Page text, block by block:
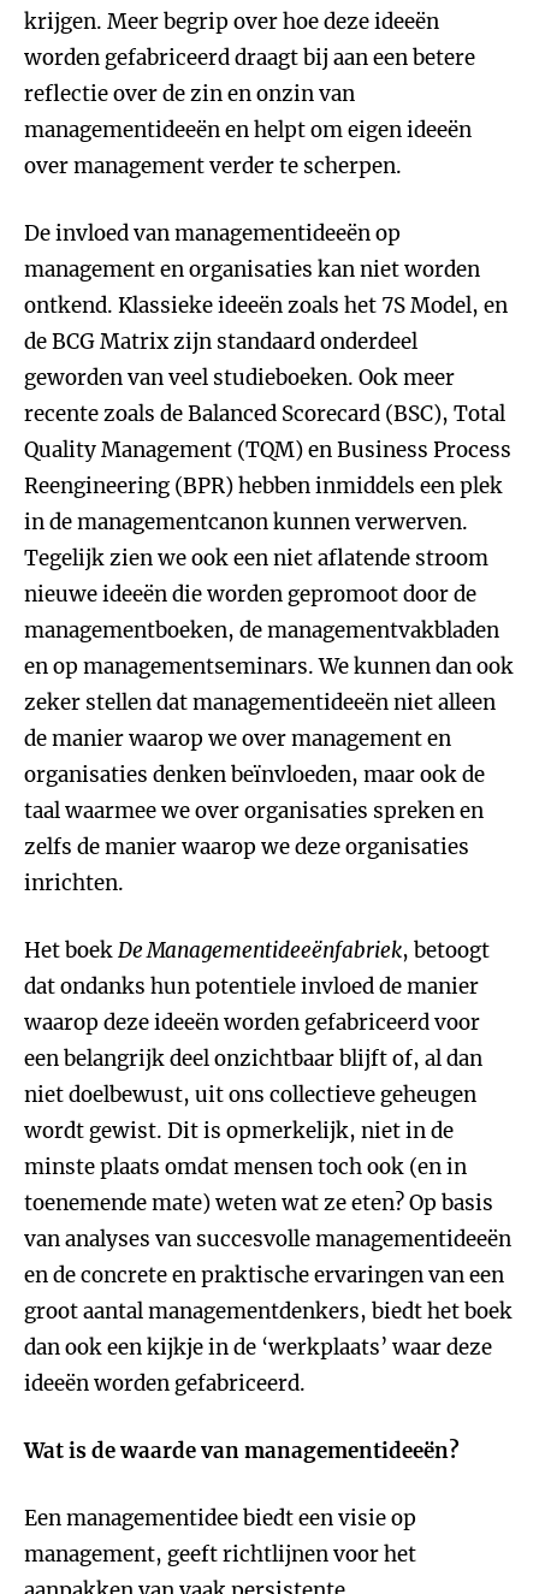
krijgen. Meer begrip over hoe deze ideeën
worden gefabriceerd draagt bij aan een betere
reflectie over de zin en onzin van
managementideeën en helpt om eigen ideeën
over management verder te scherpen.
De invloed van managementideeën op
management en organisaties kan niet worden
ontkend. Klassieke ideeën zoals het 7S Model, en
de BCG Matrix zijn standaard onderdeel
geworden van veel studieboeken. Ook meer
recente zoals de Balanced Scorecard (BSC), Total
Quality Management (TQM) en Business Process
Reengineering (BPR) hebben inmiddels een plek
in de managementcanon kunnen verwerven.
Tegelijk zien we ook een niet aflatende stroom
nieuwe ideeën die worden gepromoot door de
managementboeken, de managementvakbladen
en op managementseminars. We kunnen dan ook
zeker stellen dat managementideeën niet alleen
de manier waarop we over management en
organisaties denken beïnvloeden, maar ook de
taal waarmee we over organisaties spreken en
zelfs de manier waarop we deze organisaties
inrichten.
Het boekDe Managementideeënfabriek, betoogt
dat ondanks hun potentiele invloed de manier
waarop deze ideeën worden gefabriceerd voor
een belangrijk deel onzichtbaar blijft of, al dan
niet doelbewust, uit ons collectieve geheugen
wordt gewist. Dit is opmerkelijk, niet in de
minste plaats omdat mensen toch ook (en in
toenemende mate) weten wat ze eten? Op basis
van analyses van succesvolle managementideeën
en de concrete en praktische ervaringen van een
groot aantal managementdenkers, biedt het boek
dan ook een kijkje in de ‘werkplaats’ waar deze
ideeën worden gefabriceerd.
Wat is de waarde van managementideeën?
Een managementidee biedt een visie op
management, geeft richtlijnen voor het